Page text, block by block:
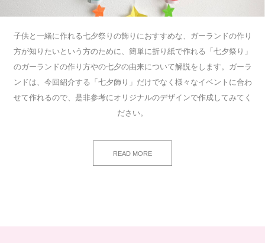
子供と一緒に作れる七夕祭りの飾りにおすすめな、ガーランドの作り
方が知りたいという方のために、簡単に折り紙で作れる「七夕祭り」
のガーランドの作り方やの七夕の由来について解説をします。ガーラ
ンドは、今回紹介する「七夕飾り」だけでなく様々なイベントに合わ
せて作れるので、是非参考にオリジナルのデザインで作成してみてく
ださい。
READ MORE